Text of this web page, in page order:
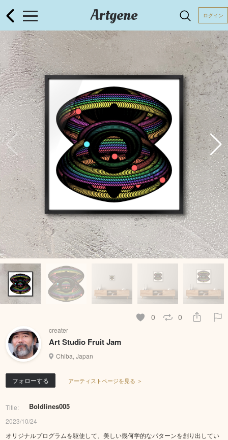
Artgene ログイン
0 0
creater
Art Studio Fruit Jam
Chiba, Japan
フォローする アーティストページを見る ＞
Title: Boldlines005
2023/10/24
オリジナルプログラムを駆使して、美しい幾何学的なパターンを創り出してい